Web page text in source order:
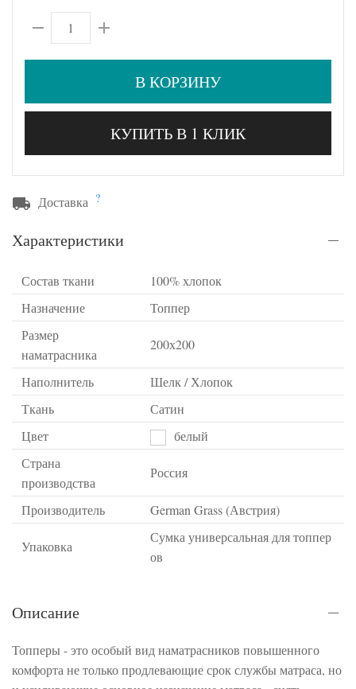
В КОРЗИНУ
КУПИТЬ В 1 КЛИК
Доставка ?
Характеристики
Состав ткани
100% хлопок
Назначение
Топпер
Размер
наматрасника
200х200
Наполнитель
Шелк / Хлопок
Ткань
Сатин
Цвет
белый
Страна
производства
Россия
Производитель German Grass (Австрия)
Упаковка
Сумка универсальная для топпер
ов
Описание
Топперы - это особый вид наматрасников повышенного
комфорта не только продлевающие срок службы матраса, но